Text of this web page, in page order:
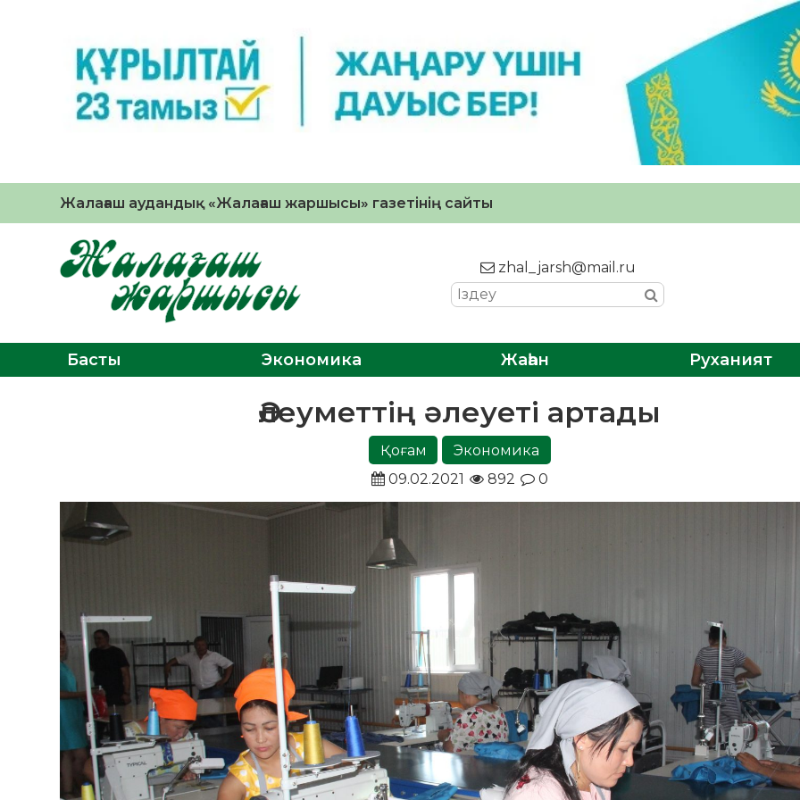
Жалағаш аудандық «Жалағаш жаршысы» газетінің сайты
zhal_jarsh@mail.ru
Басты Экономика Жаһан Руханият
Әлеуметтің әлеуеті артады
Қоғам
Экономика
09.02.2021
892 0